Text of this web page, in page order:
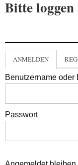
Bitte loggen
ANMELDEN
Benutzername oder
Passwort